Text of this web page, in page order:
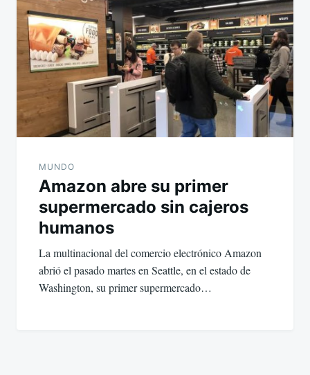
MUNDO
Amazon abre su primer
supermercado sin cajeros
humanos
La multinacional del comercio electrónico Amazon
abrió el pasado martes en Seattle, en el estado de
Washington, su primer supermercado…